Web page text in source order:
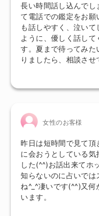
長い時間話し込んで
て電話での鑑定をお願
も話しやすく、泣い
ように、優しく話し
す。夏まで待ってみ
りましたら、相談させ
女性のお客様
昨日は短時間で見て
に会おうとしている気
した(^^)お話出来てホ
知らないのに占いで
ね^_^凄いです(^^)又
います。